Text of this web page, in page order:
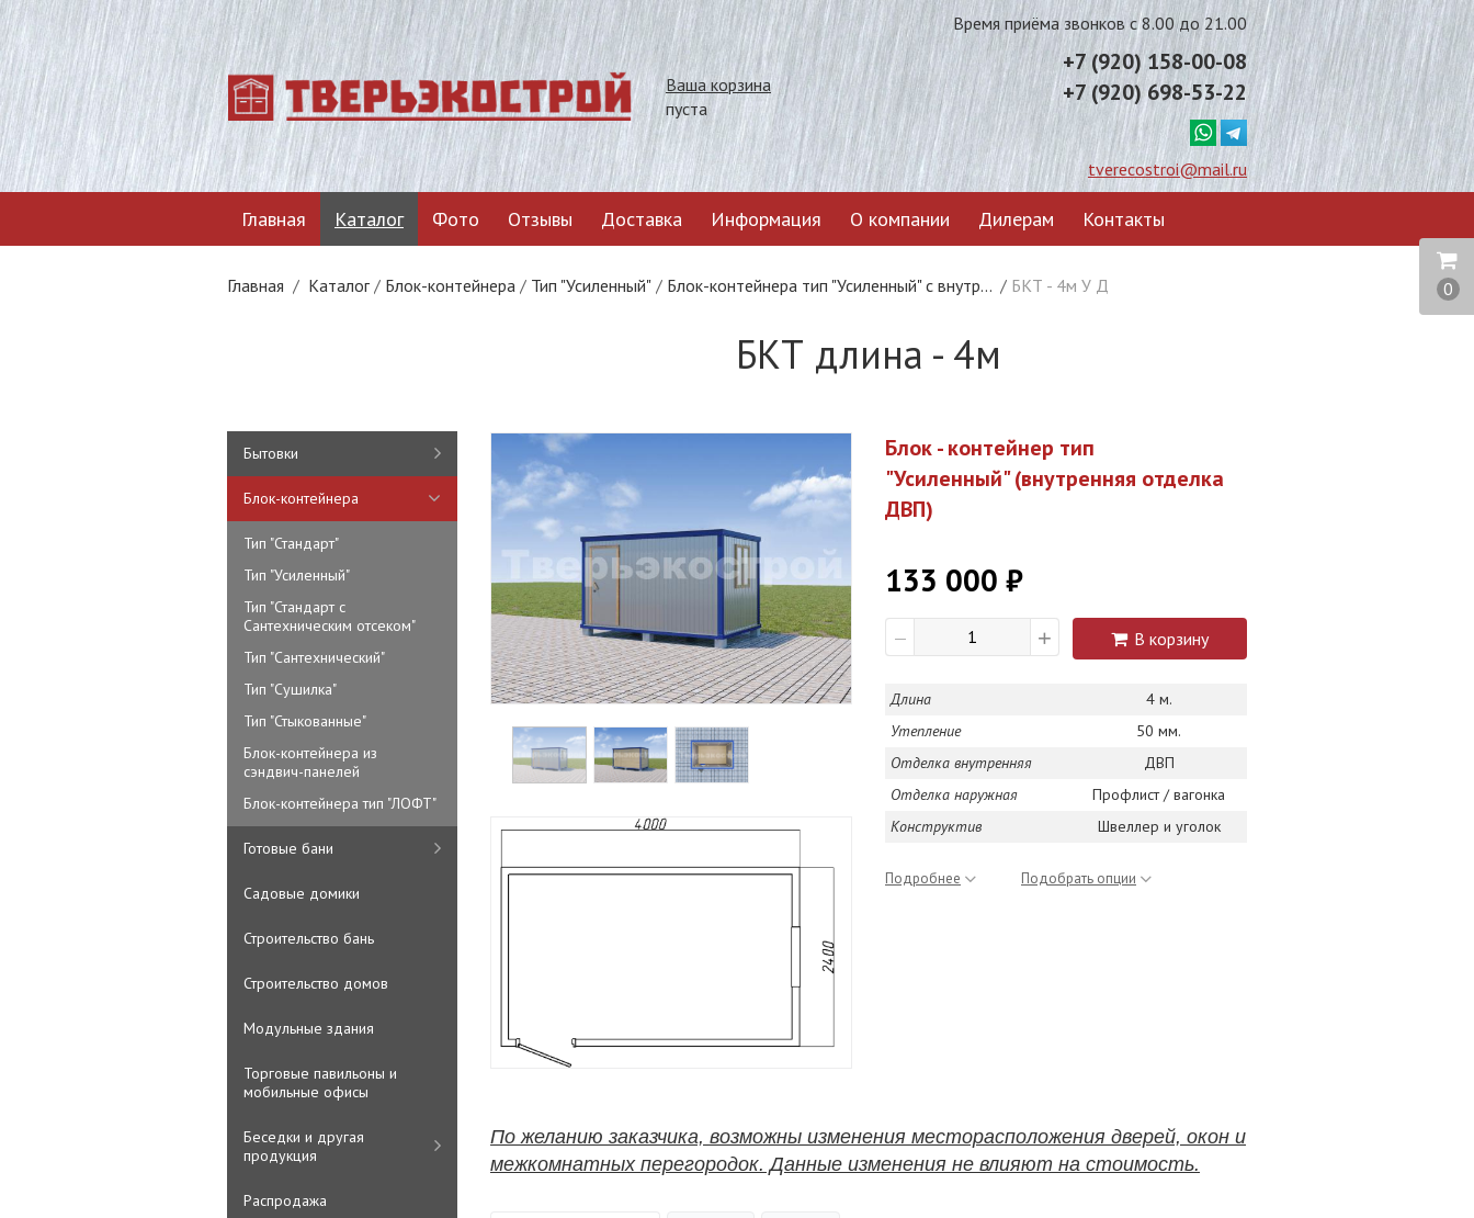
Ваша корзина
пуста
Время приёма звонков с 8.00 до 21.00
+7 (920) 158-00-08
+7 (920) 698-53-22
tverecostroi@mail.ru
Главная Каталог Фото Отзывы Доставка Информация О компании Дилерам Контакты
Главная / Каталог / Блок-контейнера / Тип "Усиленный" / Блок-контейнера тип "Усиленный" с внутренней отделкой - / БКТ - 4м У Д
БКТ длина - 4м
Блок - контейнер тип
"Усиленный" (внутренняя отделка
ДВП)
133 000 ₽
— + В корзину
Длина
4 м.
Утепление
50 мм.
Отделка внутренняя
ДВП
Отделка наружная
Профлист / вагонка
Конструктив
Швеллер и уголок
Подробнее Подобрать опции
По желанию заказчика, возможны изменения месторасположения дверей, окон и
межкомнатных перегородок. Данные изменения не влияют на стоимость.
Бытовки
Блок-контейнера
Тип "Стандарт"
Тип "Усиленный"
Тип "Стандарт с
Сантехническим отсеком"
Тип "Сантехнический"
Тип "Сушилка"
Тип "Стыкованные"
Блок-контейнера из
сэндвич-панелей
Блок-контейнера тип "ЛОФТ"
Готовые бани
Садовые домики
Строительство бань
Строительство домов
Модульные здания
Торговые павильоны и
мобильные офисы
Беседки и другая
продукция
Распродажа
0